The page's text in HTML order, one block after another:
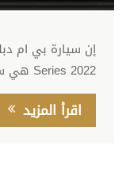
Series 2022 هي سيارة…
اقرأ المزيد